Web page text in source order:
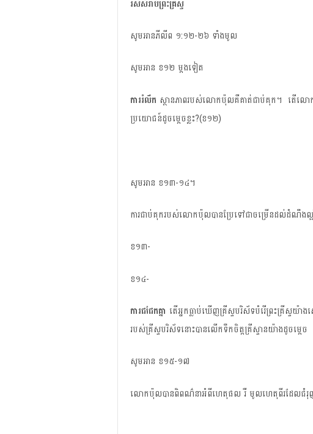
រស់​សំរាប់​ព្រះគ្រីស្ទ​​
សូម​អាន​ភីលីព​ ១:១២-២៦ ​ទាំង​មូល
សូម​អាន​ ខ១២ ម្ដង​ទៀត
ការ​រំលឹក​ ស្ថានភាព​របស់​លោក​ប៉ុល​គឺ​គាត់​ជាប់​គុក។ តើ​លោក​​
ប្រយោជន៍​ដូច​ម្តេច​ខ្លះ?(ខ១២)
សូម​អាន​ ខ១៣-១៤។
ការ​ជាប់​គុក​របស់​លោក​​ប៉ុល​បាន​ប្រែ​ទៅ​ជា​ចម្រើន​ដល់​ដំណឹង​ល្
ខ១៣-
ខ១៤-
ការ​ជជែក​គ្នា​ តើ​អ្នក​ធ្លាប់​ឃើញ​គ្រីស្ទបរិស័ទ​បំរើ​ព្រះគ្រីស្ទ​យ៉
របស់​គ្រីស្ទបរិស័ទ​នោះ​បាន​លើក​ទឹក​ចិត្ត​គ្រីស្ទាន​​យ៉ាង​ដូច​ម្ដេច
សូម​អាន​ ខ១៥-១៧
លោក​ប៉ុល​បាន​ពិពណ៌នា​អំពី​ហេតុផល រឺ មូលហេតុ​ពីរ​ដែល​ជំរុ